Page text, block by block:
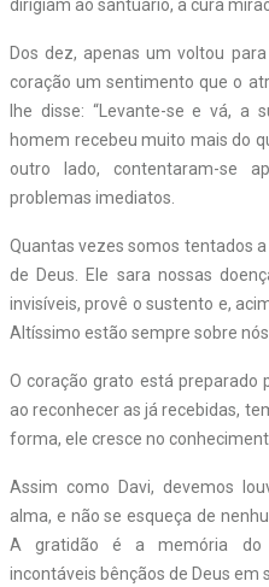
dirigiam ao santuário, a cura
Dos dez, apenas um voltou
coração um sentimento que o
lhe disse: “Levante-se e vá, a
homem recebeu muito mais do
outro lado, contentaram-se
problemas imediatos.
Quantas vezes somos tentados
de Deus. Ele sara nossas
invisíveis, provê o sustento e,
Altíssimo estão sempre sobre nós.
O coração grato está preparado
ao reconhecer as já recebidas,
forma, ele cresce no
Assim como Davi, devemos
alma, e não se esqueça de
A gratidão é a memória do
incontáveis bênçãos de Deus em